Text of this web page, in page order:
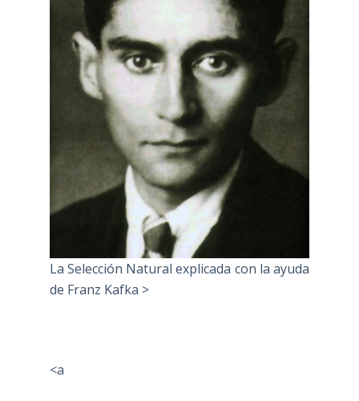
La Selección Natural explicada con la ayuda
de Franz Kafka >
<a